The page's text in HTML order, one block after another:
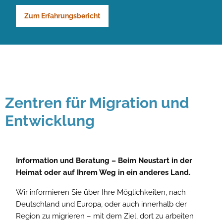
Zum Erfahrungsbericht
Zentren für Migration und
Entwicklung
Information und Beratung – Beim Neustart in der
Heimat oder auf Ihrem Weg in ein anderes Land.
Wir informieren Sie über Ihre Möglichkeiten, nach
Deutschland und Europa, oder auch innerhalb der
Region zu migrieren – mit dem Ziel, dort zu arbeiten